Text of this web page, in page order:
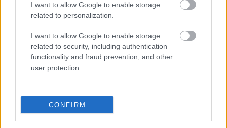
I want to allow Google to enable storage
related to personalization.
I want to allow Google to enable storage
related to security, including authentication
functionality and fraud prevention, and other
user protection.
CONFIRM
LEGFRISSEBB
Irak nagy dobása: új kereskedelmi út a világ közepén